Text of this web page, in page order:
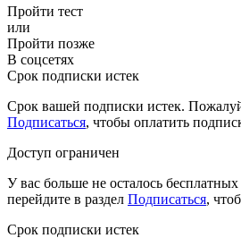
Пройти тест
или
Пройти позже
В соцсетях
Срок подписки истек
Срок вашей подписки истек.
Подписаться, чтобы оплатить
Доступ ограничен
У вас больше не осталось
перейдите в раздел Подписаться,
Срок подписки истек